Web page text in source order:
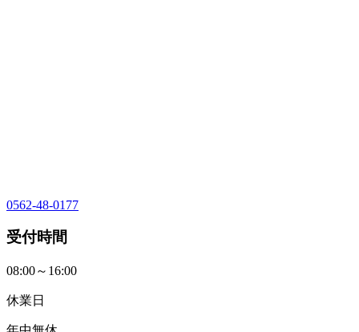
0562-48-0177
受付時間
08:00～16:00
休業日